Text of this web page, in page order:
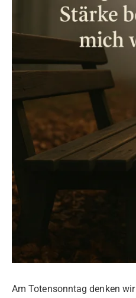
Am Totensonntag denken